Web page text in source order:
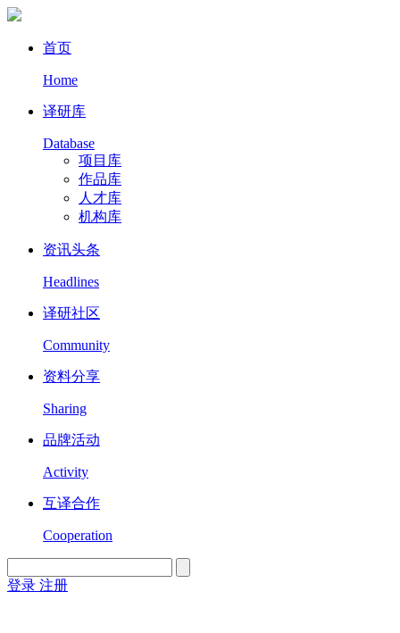
首页
Home
译研库
Database
项目库
作品库
人才库
机构库
资讯头条
Headlines
译研社区
Community
资料分享
Sharing
品牌活动
Activity
互译合作
Cooperation
登录 注册